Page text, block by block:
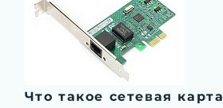
Что такое сетевая карта